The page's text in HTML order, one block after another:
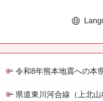
令和8年熊本地震への本
県道東川河合線（上北